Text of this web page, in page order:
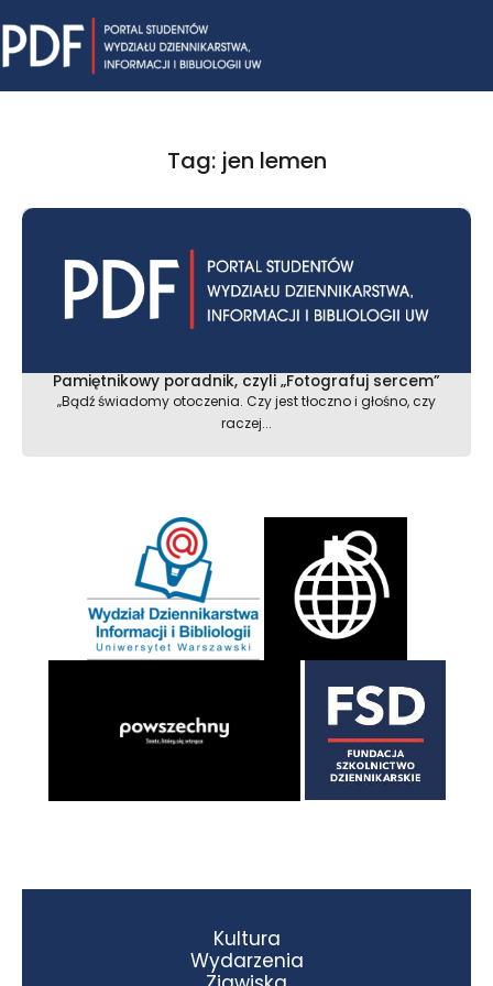
to
content
Tag: jen lemen
Pamiętnikowy poradnik, czyli „Fotografuj sercem”
„Bądź świadomy otoczenia. Czy jest tłoczno i głośno, czy
raczej...
Kultura
Wydarzenia